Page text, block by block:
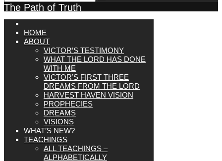
The Path of Truth
HOME
ABOUT
VICTOR’S TESTIMONY
WHAT THE LORD HAS DONE
WITH ME
VICTOR’S FIRST THREE
DREAMS FROM THE LORD
HARVEST HAVEN VISION
PROPHECIES
DREAMS
VISIONS
WHAT’S NEW?
TEACHINGS
ALL TEACHINGS –
ALPHABETICALLY